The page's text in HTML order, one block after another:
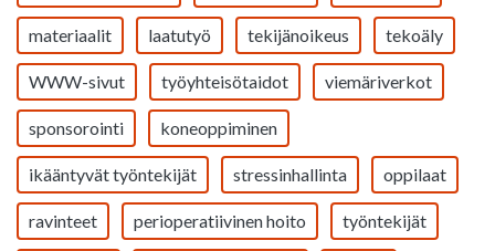
materiaalit laatutyö tekijänoikeus tekoäly
WWW-sivut työyhteisötaidot viemäriverkot
sponsorointi koneoppiminen
ikääntyvät työntekijät stressinhallinta oppilaat
ravinteet perioperatiivinen hoito työntekijät